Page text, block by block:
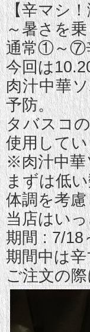
【辛マシ
～暑さを
通常①～⑦
今回は
肉汁中華
予防。
タバスコ
使用して
※肉汁中華
まずは低
体調を考
当店はい
期間 : 7/18
期間中は
ご注文の